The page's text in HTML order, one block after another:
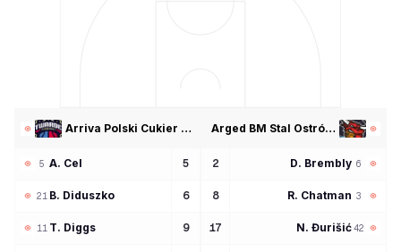
Arriva Polski Cukier Toruń
5 A Cel 5
21 B Diduszko 6
11 T Diggs 9
Arged BM Stal Ostrów
6
D Brembly
2
3
R Chatman
8
42
N Đurišić
17